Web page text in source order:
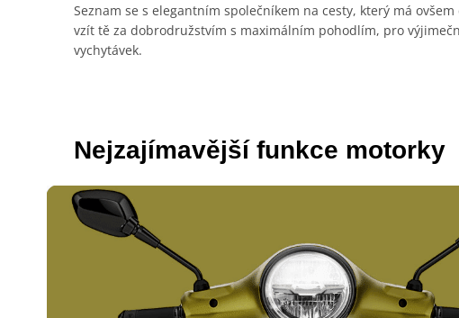
Seznam se s elegantním společníkem na cesty, který má
vzít tě za dobrodružstvím s maximálním pohodlím, pro
vychytávek.
Nejzajímavější funkce motorky